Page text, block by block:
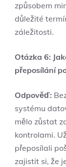
způsobem
důležité
záležitosti.
Otázka 6:
přeposílání
Odpověď:
systému
mělo zůstat
kontrolami.
přeposílali
zajistit si, že